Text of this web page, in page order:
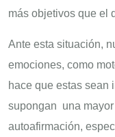
más objetivos que el
Ante esta situación,
emociones, como
hace que estas sean
supongan una
autoafirmación,